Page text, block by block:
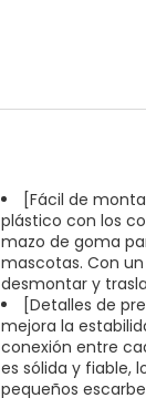
[Fácil de
plástico con los
mazo de goma
mascotas. Con
desmontar y
[Detalles de
mejora la
conexión entre
es sólida y fiable,
pequeños